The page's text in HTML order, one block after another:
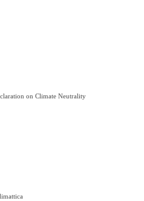
on Climate Neutrality